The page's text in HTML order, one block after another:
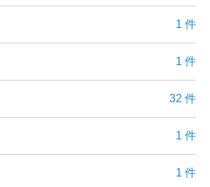
1 件
1 件
32 件
1 件
1 件